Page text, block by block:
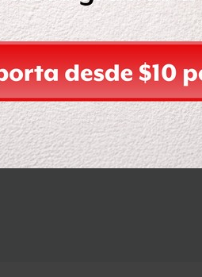
Compartir Leer después
OCULTAR COMENTARIOS